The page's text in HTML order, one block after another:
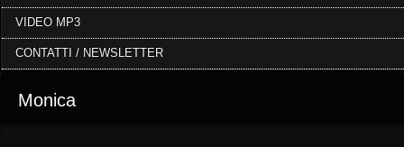
VIDEO MP3
CONTATTI / NEWSLETTER
Monica